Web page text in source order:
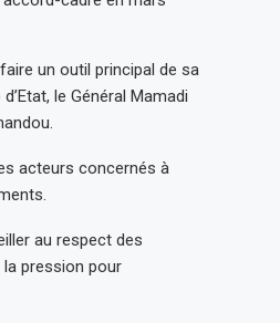
un outil principal de sa
le Général Mamadi
acteurs concernés à
au respect des
pression pour